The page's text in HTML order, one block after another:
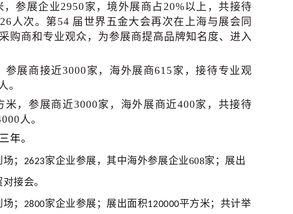
， 参展企业2950家，境外展商占20%以上 ， 共接待
人次。第54 届世界五金大会再次在上海与展会同
购商和专业观众，为参展商提高品牌知名度、 进入
参展商接近3000家，海外展商615家 ，接待专业观
。
米，参展商近3000家，海外展商近400家，共接待
人。
年。
； 2623家企业参展，其中海外参展企业608家；展出
接会。
； 2800家企业参展；展出面积120000平方米；共计举